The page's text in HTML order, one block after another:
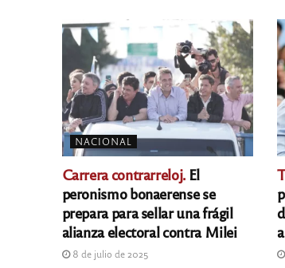
NACIONAL
Carrera contrarreloj.El
peronismo bonaerense se
prepara para sellar una frágil
alianza electoral contra Milei
8 de julio de 2025